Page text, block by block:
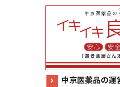
中京医薬品の運